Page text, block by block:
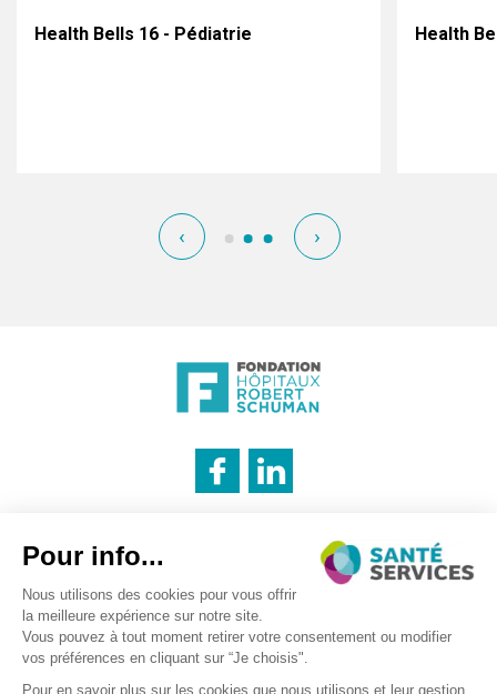
Health Bells 16 - Pédiatrie Health
‹ ›
INNOVATION & INFORMATION Politique de confidentialité
Recrutement – traitement des données personnels